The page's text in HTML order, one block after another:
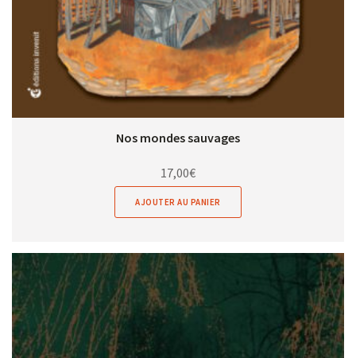
Nos mondes sauvages
17,00€
AJOUTER AU PANIER